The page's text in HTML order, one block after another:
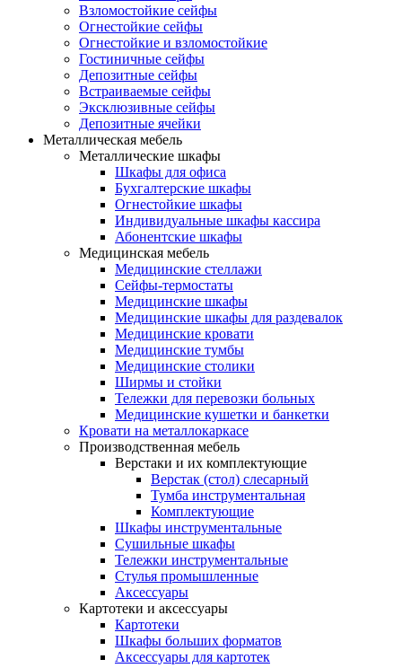
Взломостойкие сейфы
Огнестойкие сейфы
Огнестойкие и взломостойкие
Гостиничные сейфы
Депозитные сейфы
Встраиваемые сейфы
Эксклюзивные сейфы
Депозитные ячейки
Металлическая мебель
Металлические шкафы
Шкафы для офиса
Бухгалтерские шкафы
Огнестойкие шкафы
Индивидуальные шкафы кассира
Абонентские шкафы
Медицинская мебель
Медицинские стеллажи
Сейфы-термостаты
Медицинские шкафы
Медицинские шкафы для раздевалок
Медицинские кровати
Медицинские тумбы
Медицинские столики
Ширмы и стойки
Тележки для перевозки больных
Медицинские кушетки и банкетки
Кровати на металлокаркасе
Производственная мебель
Верстаки и их комплектующие
Верстак (стол) слесарный
Тумба инструментальная
Комплектующие
Шкафы инструментальные
Сушильные шкафы
Тележки инструментальные
Стулья промышленные
Аксессуары
Картотеки и аксессуары
Картотеки
Шкафы больших форматов
Аксессуары для картотек